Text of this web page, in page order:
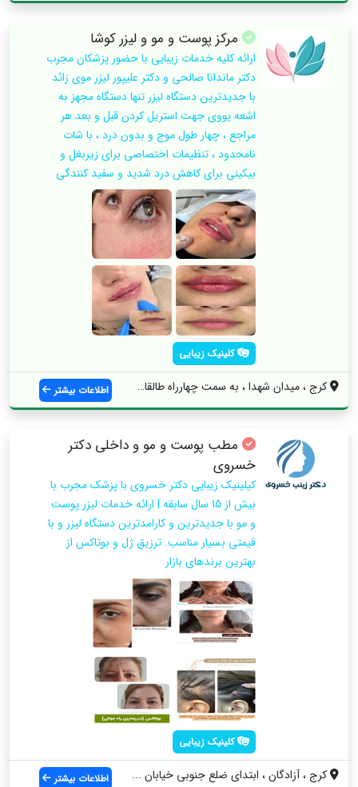
مرکز پوست و مو و لیزر کوشا
ارائه کلیه خدمات زیبایی با حضور پزشکان مجرب
دکتر ماندانا صالحی و دکتر علیپور لیزر موی زائد
با جدیدترین دستگاه لیزر تنها دستگاه مجهز به
اشعه یووی جهت استریل کردن قبل و بعد هر
مراجع ، چهار طول موج و بدون درد ، با شات
نامحدود ، تنظیمات اختصاصی برای زیربغل و
بیکینی برای کاهش درد شدید و سفید کنندگی
کلینیک زیبایی
کرج ، میدان شهدا ، به سمت چهارراه طالقان... اطلاعات بیشتر
مطب پوست و مو و داخلی دکتر
خسروی
کیلینیک زیبایی دکتر خسروی با پزشک مجرب با
بیش از 15 سال سابقه | ارائه خدمات لیزر پوست
و مو با جدیدترین و کارامدترین دستگاه لیزر و با
قیمتی بسیار مناسب. ترزیق ژل و بوتاکس از
بهترین برندهای بازار
کلینیک زیبایی
کرج ، آزادگان ، ابتدای ضلع جنوبی خیابان ... اطلاعات بیشتر